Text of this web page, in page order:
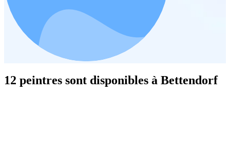
12 peintres sont disponibles à Bettendorf